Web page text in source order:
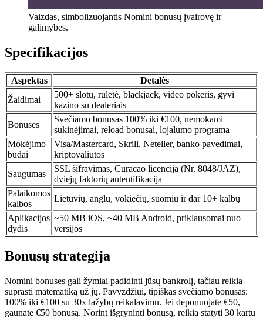
Vaizdas, simbolizuojantis Nomini bonusų įvairovę ir
galimybes.
Specifikacijos
Aspektas
Detalės
Žaidimai
500+ slotų, ruletė, blackjack, video pokeris, gyvi
kazino su dealeriais
Bonuses
Svečiamo bonusas 100% iki €100, nemokami
sukinėjimai, reload bonusai, lojalumo programa
Mokėjimo
būdai
Visa/Mastercard, Skrill, Neteller, banko pavedimai,
kriptovaliutos
Saugumas
SSL šifravimas, Curacao licencija (Nr. 8048/JAZ),
dviejų faktorių autentifikacija
Palaikomos
kalbos
Lietuvių, anglų, vokiečių, suomių ir dar 10+ kalbų
Aplikacijos
dydis
~50 MB iOS, ~40 MB Android, priklausomai nuo
versijos
Bonusų strategija
Nomini bonuses gali žymiai padidinti jūsų bankrolį, tačiau reikia
suprasti matematiką už jų. Pavyzdžiui, tipiškas svečiamo bonusas:
100% iki €100 su 30x lažybų reikalavimu. Jei deponuojate €50,
gaunate €50 bonusą. Norint išgryninti bonusą, reikia statyti 30 kartų